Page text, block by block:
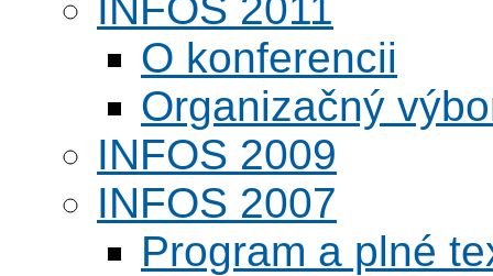
O konferencii
Organizačný
INFOS 2009
INFOS 2007
Program a plné